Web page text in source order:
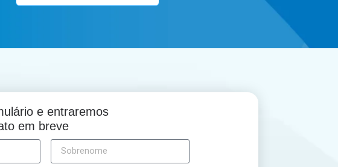
e entraremos
em breve